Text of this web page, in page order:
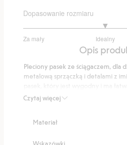
Dopasowanie rozmiaru
Za mały Idealny
na
14
głosów
Opis
Czytaj więcej
Pleciony pasek ze ściągaczem, dla
metalową sprzączką i detalami z
Produkt zawiera 99% poliestru
Materiał
Wskazówki